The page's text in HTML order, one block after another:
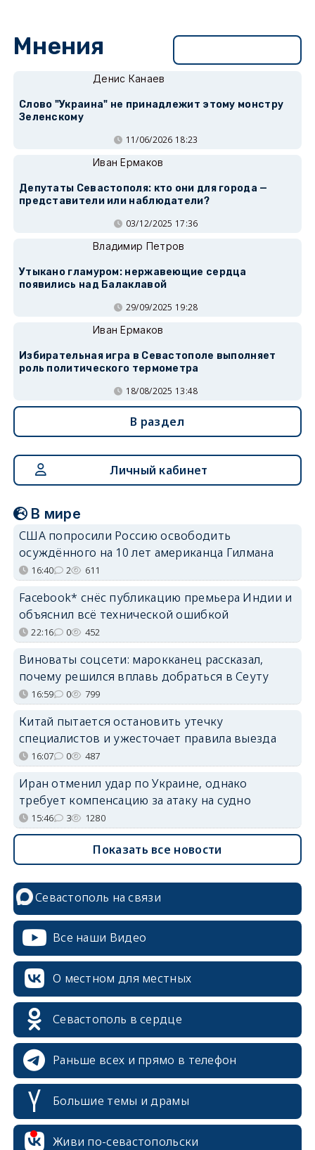
Мнения
Денис Канаев
Слово "Украина" не принадлежит этому монстру
Зеленскому
11/06/2026 18:23
Иван Ермаков
Депутаты Севастополя: кто они для города —
представители или наблюдатели?
03/12/2025 17:36
Владимир Петров
Утыкано гламуром: нержавеющие сердца
появились над Балаклавой
29/09/2025 19:28
Иван Ермаков
Избирательная игра в Севастополе выполняет
роль политического термометра
18/08/2025 13:48
В раздел
Личный кабинет
В мире
США попросили Россию освободить
осуждённого на 10 лет американца Гилмана
16:40 2 611
Facebook* снёс публикацию премьера Индии и
объяснил всё технической ошибкой
22:16 0 452
Виноваты соцсети: марокканец рассказал,
почему решился вплавь добраться в Сеуту
16:59 0 799
Китай пытается остановить утечку
специалистов и ужесточает правила выезда
16:07 0 487
Иран отменил удар по Украине, однако
требует компенсацию за атаку на судно
15:46 3 1280
Показать все новости
Севастополь на связи
Все наши Видео
О местном для местных
Севастополь в сердце
Раньше всех и прямо в телефон
Большие темы и драмы
Живи по-севастопольски
erid: 2SDnjcrDNw6